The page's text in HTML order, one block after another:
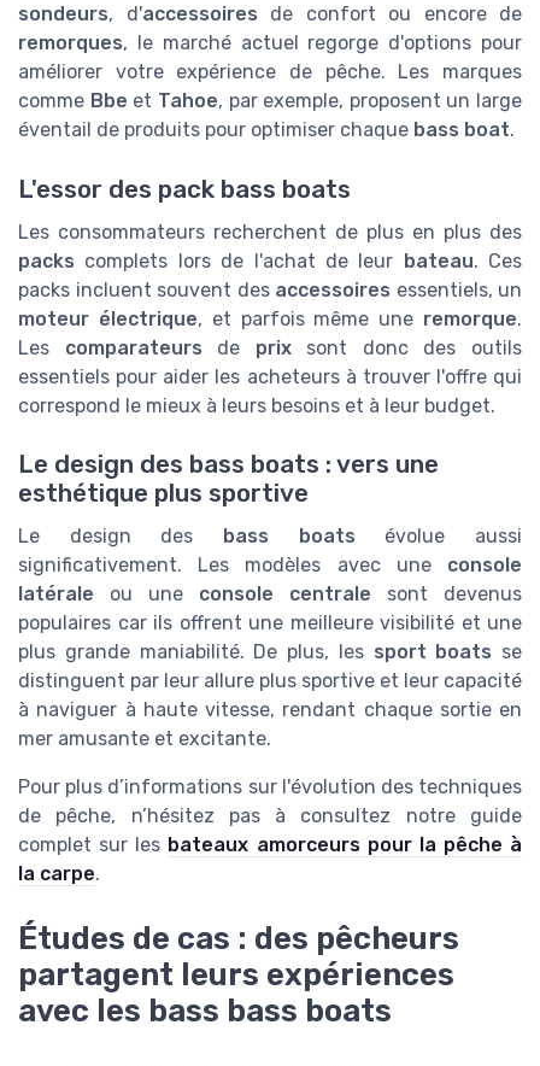
sondeurs, d'accessoires de confort ou encore de
remorques, le marché actuel regorge d'options pour
améliorer votre expérience de pêche. Les marques
comme Bbe et Tahoe, par exemple, proposent un large
éventail de produits pour optimiser chaque bass boat.
L'essor des pack bass boats
Les consommateurs recherchent de plus en plus des
packs complets lors de l'achat de leur bateau. Ces
packs incluent souvent des accessoires essentiels, un
moteur électrique, et parfois même une remorque.
Les comparateurs de prixsont donc des outils
essentiels pour aider les acheteurs à trouver l'offre qui
correspond le mieux à leurs besoins et à leur budget.
Le design des bass boats : vers une
esthétique plus sportive
Le design des bass boats évolue aussi
significativement. Les modèles avec une console
latérale ou une console centrale sont devenus
populaires car ils offrent une meilleure visibilité et une
plus grande maniabilité. De plus, les sport boats se
distinguent par leur allure plus sportive et leur capacité
à naviguer à haute vitesse, rendant chaque sortie en
mer amusante et excitante.
Pour plus d’informations sur l'évolution des techniques
de pêche, n’hésitez pas à consultez notre guide
complet sur les bateaux amorceurs pour la pêche à
la carpe.
Études de cas : des pêcheurs
partagent leurs expériences
avec les bass bass boats